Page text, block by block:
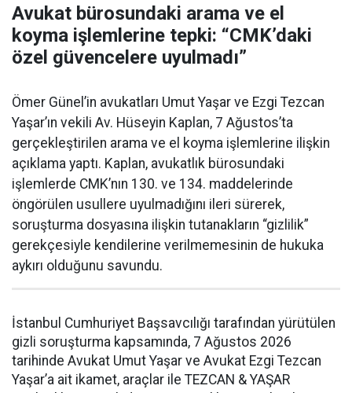
Avukat bürosundaki arama ve el
koyma işlemlerine tepki: “CMK’daki
özel güvencelere uyulmadı”
Ömer Günel’in avukatları Umut Yaşar ve Ezgi Tezcan
Yaşar’ın vekili Av. Hüseyin Kaplan, 7 Ağustos’ta
gerçekleştirilen arama ve el koyma işlemlerine ilişkin
açıklama yaptı. Kaplan, avukatlık bürosundaki
işlemlerde CMK’nın 130. ve 134. maddelerinde
öngörülen usullere uyulmadığını ileri sürerek,
soruşturma dosyasına ilişkin tutanakların “gizlilik”
gerekçesiyle kendilerine verilmemesinin de hukuka
aykırı olduğunu savundu.
İstanbul Cumhuriyet Başsavcılığı tarafından yürütülen
gizli soruşturma kapsamında, 7 Ağustos 2026
tarihinde Avukat Umut Yaşar ve Avukat Ezgi Tezcan
Yaşar’a ait ikamet, araçlar ile TEZCAN & YAŞAR